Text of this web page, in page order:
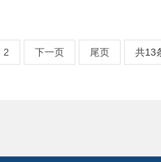
2 下一页 尾页 共13